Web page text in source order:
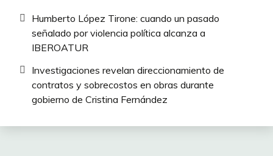
Humberto López Tirone: cuando un pasado
señalado por violencia política alcanza a
IBEROATUR
Investigaciones revelan direccionamiento de
contratos y sobrecostos en obras durante
gobierno de Cristina Fernández